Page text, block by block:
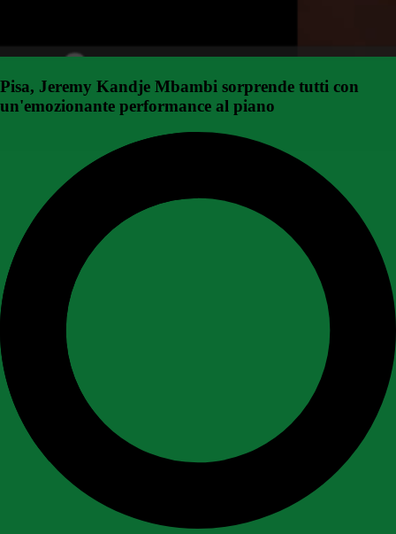
Pisa, Jeremy Kandje Mbambi sorprende tutti con
un'emozionante performance al piano